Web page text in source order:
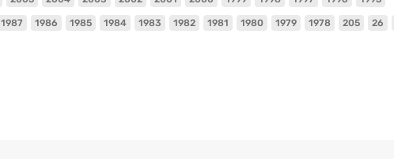
1987 1986 1985 1984 1983 1982 1981 1980 1979 1978 205 26